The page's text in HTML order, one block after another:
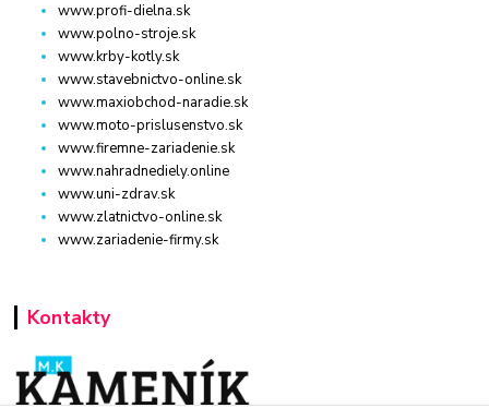
www.profi-dielna.sk
www.polno-stroje.sk
www.krby-kotly.sk
www.stavebnictvo-online.sk
www.maxiobchod-naradie.sk
www.moto-prislusenstvo.sk
www.firemne-zariadenie.sk
www.nahradnediely.online
www.uni-zdrav.sk
www.zlatnictvo-online.sk
www.zariadenie-firmy.sk
Kontakty